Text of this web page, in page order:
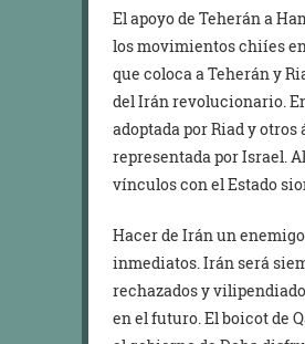
El apoyo de Teherán a
los movimientos chiíes
que coloca a Teherán y
del Irán revolucionario.
adoptada por Riad y
representada por Israel.
vínculos con el Estado
Hacer de Irán un
inmediatos. Irán será
rechazados y
en el futuro. El boicot de